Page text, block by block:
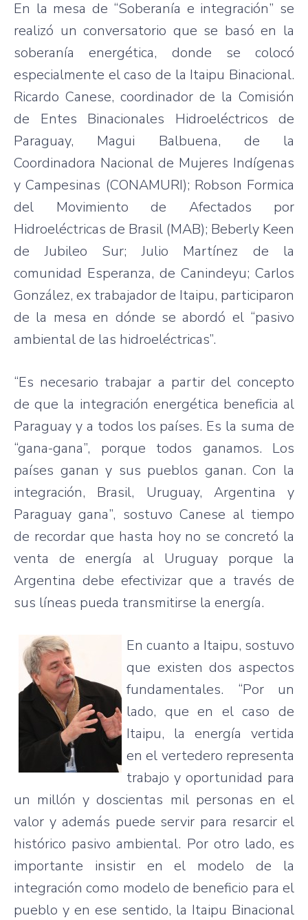
En la mesa de “Soberanía e integración” se
realizó un conversatorio que se basó en la
soberanía energética, donde se colocó
especialmente el caso de la Itaipu Binacional.
Ricardo Canese, coordinador de la Comisión
de Entes Binacionales Hidroeléctricos de
Paraguay, Magui Balbuena, de la
Coordinadora Nacional de Mujeres Indígenas
y Campesinas (CONAMURI); Robson Formica
del Movimiento de Afectados por
Hidroeléctricas de Brasil (MAB); Beberly Keen
de Jubileo Sur; Julio Martínez de la
comunidad Esperanza, de Canindeyu; Carlos
González, ex trabajador de Itaipu, participaron
de la mesa en dónde se abordó el “pasivo
ambiental de las hidroeléctricas”.
“Es necesario trabajar a partir del concepto
de que la integración energética beneficia al
Paraguay y a todos los países. Es la suma de
“gana-gana”, porque todos ganamos. Los
países ganan y sus pueblos ganan. Con la
integración, Brasil, Uruguay, Argentina y
Paraguay gana”, sostuvo Canese al tiempo
de recordar que hasta hoy no se concretó la
venta de energía al Uruguay porque la
Argentina debe efectivizar que a través de
sus líneas pueda transmitirse la energía.
En cuanto a Itaipu, sostuvo
que existen dos aspectos
fundamentales. “Por un
lado, que en el caso de
Itaipu, la energía vertida
en el vertedero representa
trabajo y oportunidad para
un millón y doscientas mil personas en el
valor y además puede servir para resarcir el
histórico pasivo ambiental. Por otro lado, es
importante insistir en el modelo de la
integración como modelo de beneficio para el
pueblo y en ese sentido, la Itaipu Binacional